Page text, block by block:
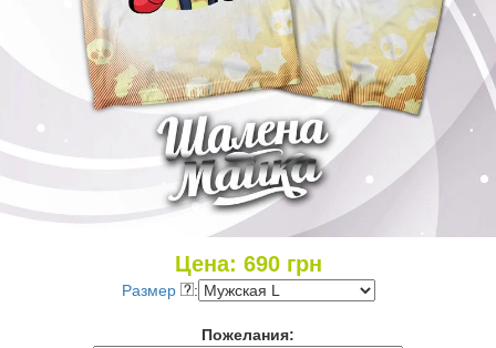
Цена: 690грн
Размер :
Пожелания: